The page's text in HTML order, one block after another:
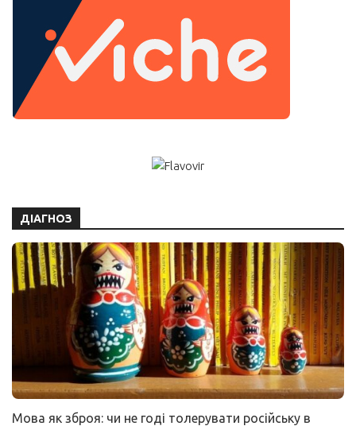
ДІАГНОЗ
Мова як зброя: чи не годі толерувати російську в